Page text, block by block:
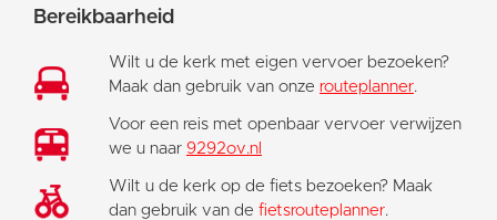
Bereikbaarheid
Wilt u de kerk met eigen vervoer bezoeken?
Maak dan gebruik van onze routeplanner.
Voor een reis met openbaar vervoer verwijzen
we u naar 9292ov.nl
Wilt u de kerk op de fiets bezoeken? Maak
dan gebruik van de fietsrouteplanner.